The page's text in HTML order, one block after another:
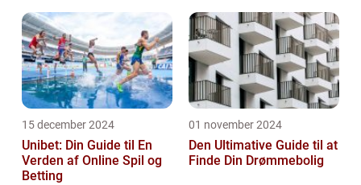
15 december 2024
Unibet: Din Guide til En
Verden af Online Spil og
Betting
01 november 2024
Den Ultimative Guide til at
Finde Din Drømmebolig